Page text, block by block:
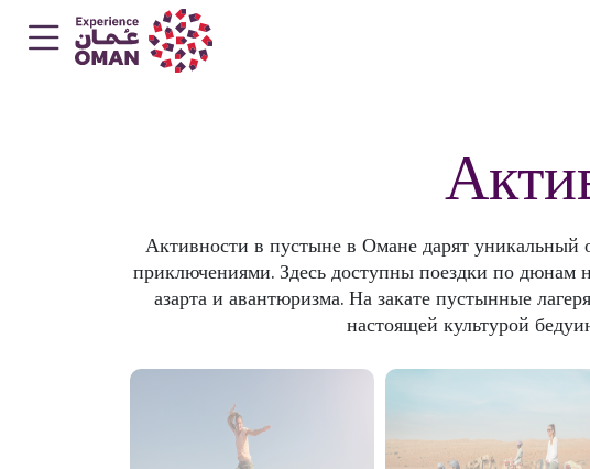
Активности в пустыне в Омане дарят уникальный
приключениями. Здесь доступны поездки по дюнам
азарта и авантюризма. На закате пустынные
настоящей культурой